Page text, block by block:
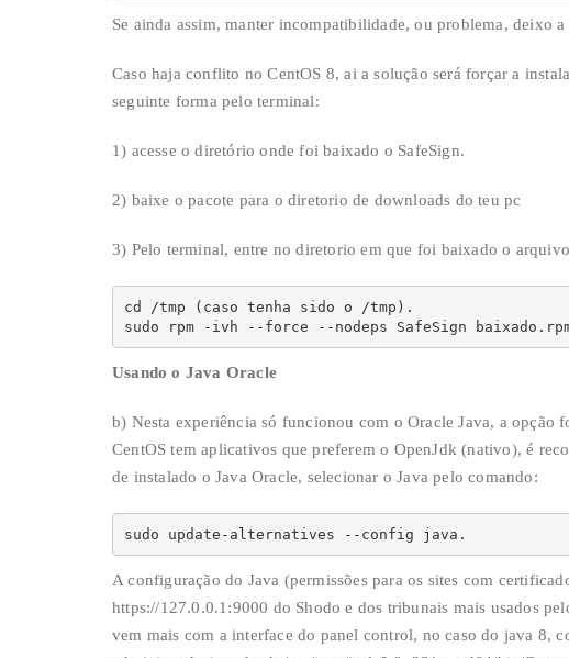
Se ainda assim, manter incompatibilidade, ou problema, deixo
Caso haja conflito no CentOS 8, ai a solução será forçar a
seguinte forma pelo terminal:
1) acesse o diretório onde foi baixado o SafeSign.
2) baixe o pacote para o diretorio de downloads do teu pc
3) Pelo terminal, entre no diretorio em que foi baixado o
cd /tmp (caso tenha sido o /tmp).
sudo rpm -ivh --force --nodeps SafeSign
Usando o Java Oracle
b) Nesta experiência só funcionou com o Oracle Java, a opção
CentOS tem aplicativos que preferem o OpenJdk (nativo), é
de instalado o Java Oracle, selecionar o Java pelo comando:
sudo update-alternatives --config java.
A configuração do Java (permissões para os sites com
https://127.0.0.1:9000 do Shodo e dos tribunais mais usados
vem mais com a interface do panel control, no caso do java 8,